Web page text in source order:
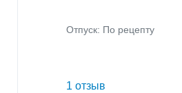
Отпуск: По рецепту
1 отзыв